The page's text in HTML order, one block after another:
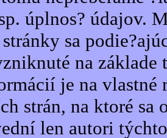
úplnos? údajov.
sa
na
je na vlastné
strán, na ktoré sa
len autori